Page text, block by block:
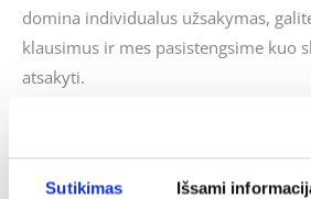
Sutikimas Išsami
domina individualus užsakymas,
klausimus ir mes pasistengsime kuo
atsakyti.
Panašūs produktai